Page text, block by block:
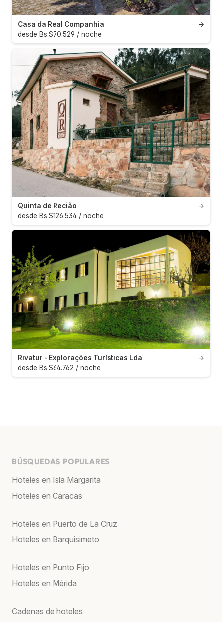
→
Casa da Real Companhia
desde Bs.S70.529 / noche
→
Quinta de Recião
desde Bs.S126.534 / noche
→
Rivatur - Explorações Turísticas Lda
desde Bs.S64.762 / noche
BÚSQUEDAS POPULARES
Hoteles en Isla Margarita
Hoteles en Caracas
Hoteles en Puerto de La Cruz
Hoteles en Barquisimeto
Hoteles en Punto Fijo
Hoteles en Mérida
Cadenas de hoteles